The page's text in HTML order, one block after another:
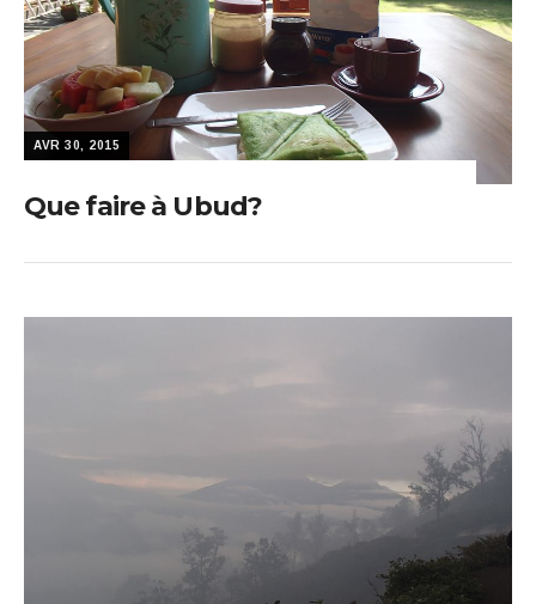
AVR 30, 2015
Que faire à Ubud?